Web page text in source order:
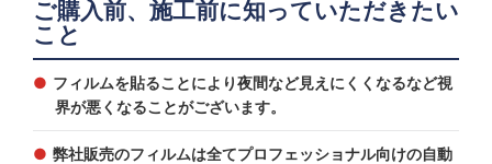
ご購入前、施工前に知っていただきたい
こと
フィルムを貼ることにより夜間など見えにくくなるなど視
界が悪くなることがございます。
弊社販売のフィルムは全てプロフェッショナル向けの自動